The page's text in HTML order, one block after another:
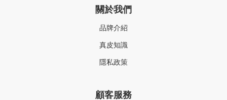
關於我們
品牌介紹
真皮知識
隱私政策
顧客服務